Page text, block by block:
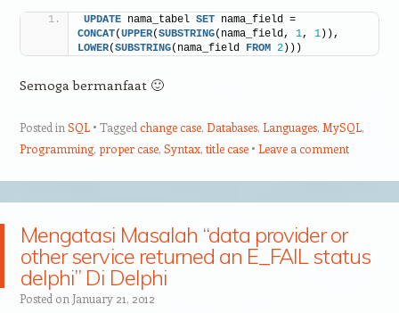
UPDATE nama_tabel SET
nama_field =
CONCAT(UPPER(SUBSTRING(nama_field, 1, 1
LOWER(SUBSTRING(nama_field FROM 2)))
Semoga bermanfaat 🙂
Posted in SQL Tagged change case, Databases, Languages, MySQL,
Programming, proper case, Syntax, title case Leave a comment
Mengatasi Masalah “data provider or
other service returned an E_FAIL status
delphi” Di Delphi
Posted on January 21, 2012